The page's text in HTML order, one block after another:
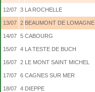
12/07 3 LA ROCHELLE
13/07 2 BEAUMONT DE LOMAGNE
14/07 5 CABOURG
15/07 4 LA TESTE DE BUCH
16/07 2 LE MONT SAINT MICHEL
17/07 6 CAGNES SUR MER
18/07 4 DIEPPE